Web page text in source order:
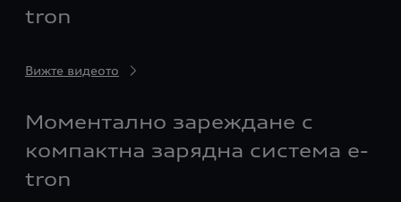
tron
Вижте видеото
Моментално зареждане с
компактна зарядна система e-
tron